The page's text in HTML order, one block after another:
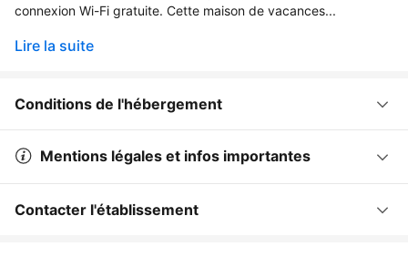
connexion Wi-Fi gratuite. Cette maison de vacances...
Lire la suite
Conditions de l'hébergement
Mentions légales et infos importantes
Contacter l'établissement